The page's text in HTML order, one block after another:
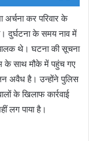
कर परिवार के
दुर्घटना के समय नाव में
थे। घटना की सूचना
के साथ मौके में पहुंच गए
अवैध है। उन्होंने पुलिस
के खिलाफ कार्रवाई
लग पाया है।